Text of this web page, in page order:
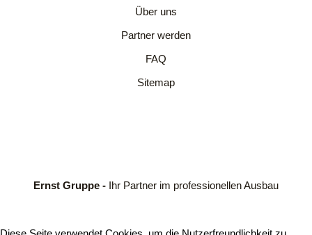
Über uns
Partner werden
FAQ
Sitemap
Ernst Gruppe - Ihr Partner im professionellen Ausbau